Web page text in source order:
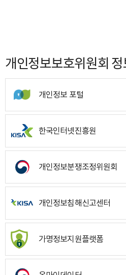
개인정보보호위원회
개인정보 포털
한국인터넷진흥원
개인정보분쟁조정위원회
개인정보침해신고센터
가명정보지원플랫폼